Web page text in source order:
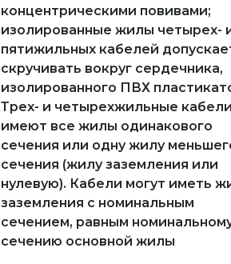
концентрическими повивами;
изолированные жилы четырех-
пятижильных кабелей
скручивать вокруг сердечника,
изолированного ПВХ
Трех- и четырехжильные
имеют все жилы одинакового
сечения или одну жилу
сечения (жилу заземления или
нулевую). Кабели могут иметь
заземления с номинальным
сечением, равным
сечению основной жилы